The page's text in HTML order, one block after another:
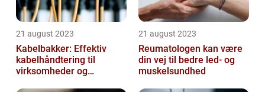
21 august 2023
Kabelbakker: Effektiv
kabelhåndtering til
virksomheder og
21 august 2023
Reumatologen kan være
din vej til bedre led- og
muskelsundhed